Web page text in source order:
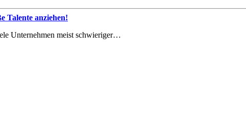
Talente anziehen!
Unternehmen meist schwieriger…